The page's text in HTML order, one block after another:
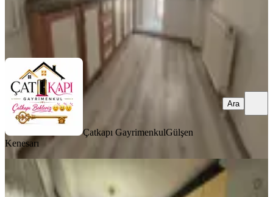
Çatkapı Gayrimenkul Gülşen Kenesarı
Çatkapı GayrimenkulGülşen
Kenesarı
Ara
KOMBİLİ
Mareşal Çakmak 2+1 Full Yapılı,altta
Daire,okul Yakını Emsalsiz